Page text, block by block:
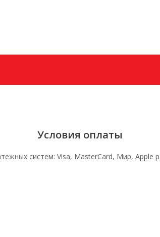
Условия оплаты
систем: Visa, MasterCard, Мир, Apple